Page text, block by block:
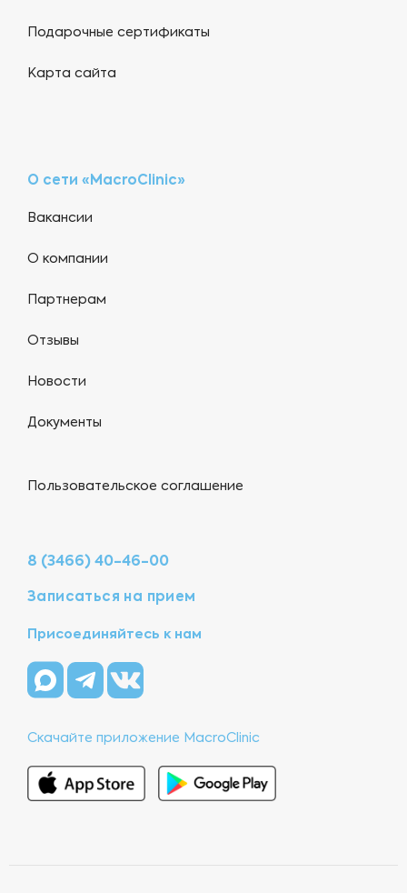
Подарочные сертификаты
Карта сайта
О сети «MacroClinic»
Вакансии
О компании
Партнерам
Отзывы
Новости
Документы
Пользовательское соглашение
8 (3466) 40-46-00
Записаться на прием
Присоединяйтесь к нам
Скачайте приложение MacroClinic